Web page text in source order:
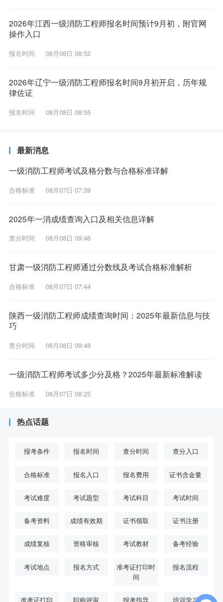
2026年江西一级消防工程师报名时间预计9月初，附官网
操作入口
报名时间 08月08日 08:52
2026年辽宁一级消防工程师报名时间9月初开启，历年规
律佐证
报名时间 08月08日 08:55
最新消息
一级消防工程师考试及格分数与合格标准详解
合格标准 08月07日 07:39
2025年一消成绩查询入口及相关信息详解
查分时间 08月08日 09:46
甘肃一级消防工程师通过分数线及考试合格标准解析
合格标准 08月07日 07:44
陕西一级消防工程师成绩查询时间：2025年最新信息与技
巧
查分时间 08月08日 09:48
一级消防工程师考试多少分及格？2025年最新标准解读
合格标准 08月07日 08:25
热点话题
报考条件 报名时间 查分时间 查分入口
合格标准 报名入口 报名费用 证书含金量
考试难度 考试题型 考试科目 考试时间
备考资料 成绩有效期 证书领取 证书注册
成绩复核 资格审核 考试教材 备考经验
考试地点 报名方式
准考证打印时
间
报名流程
准考证打印 职称评审 报考指导 培训学习